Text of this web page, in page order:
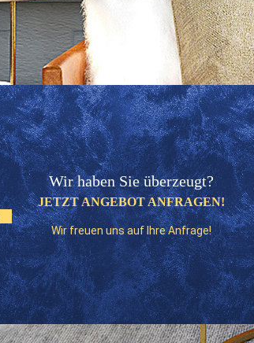
Wir haben Sie überzeugt?
JETZT ANGEBOT ANFRAGEN!
Wir freuen uns auf Ihre Anfrage!